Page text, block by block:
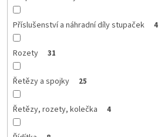
Příslušenství a náhradní díly stupaček 4
Rozety 31
Řetězy a spojky 25
Řetězy, rozety, kolečka 4